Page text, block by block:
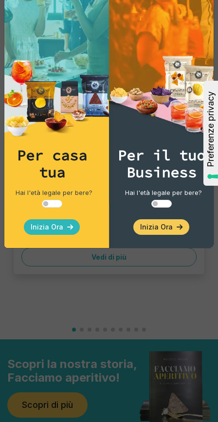
messicano. ¡Buen provecho!
Wraps diam. 250(busta x6 wrap)
Pacco singolo
Vedi di più
Scopri la nostra storia,
Facciamo aperitivo!
Scopri di più
Per casa
tua
Hai l'età legale per bere?
Inizia Ora
Per il tuo
Business
Hai l'età legale per bere?
Inizia Ora